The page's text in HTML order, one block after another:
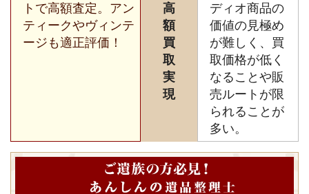
トで高額査定。アン
ティークやヴィンテ
ージも適正評価！
高
額
買
取
実
現
ディオ商品の
価値の見極め
が難しく、買
取価格が低く
なることや販
売ルートが限
られることが
多い。